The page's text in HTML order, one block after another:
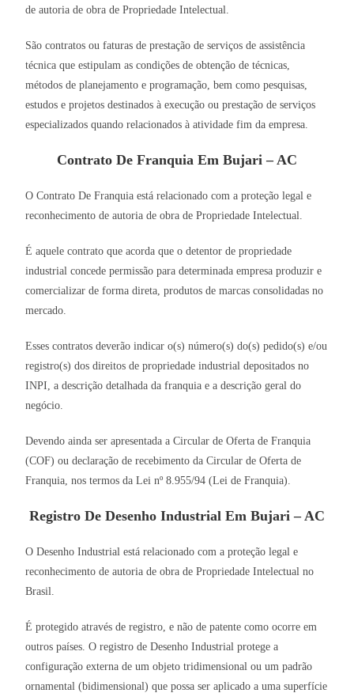
de autoria de obra de Propriedade Intelectual.
São contratos ou faturas de prestação de serviços de assistência
técnica que estipulam as condições de obtenção de técnicas,
métodos de planejamento e programação, bem como pesquisas,
estudos e projetos destinados à execução ou prestação de serviços
especializados quando relacionados à atividade fim da empresa.
Contrato De Franquia Em Bujari – AC
O Contrato De Franquia está relacionado com a proteção legal e
reconhecimento de autoria de obra de Propriedade Intelectual.
É aquele contrato que acorda que o detentor de propriedade
industrial concede permissão para determinada empresa produzir e
comercializar de forma direta, produtos de marcas consolidadas no
mercado.
Esses contratos deverão indicar o(s) número(s) do(s) pedido(s) e/ou
registro(s) dos direitos de propriedade industrial depositados no
INPI, a descrição detalhada da franquia e a descrição geral do
negócio.
Devendo ainda ser apresentada a Circular de Oferta de Franquia
(COF) ou declaração de recebimento da Circular de Oferta de
Franquia, nos termos da Lei nº 8.955/94 (Lei de Franquia).
Registro De Desenho Industrial Em Bujari – AC
O Desenho Industrial está relacionado com a proteção legal e
reconhecimento de autoria de obra de Propriedade Intelectual no
Brasil.
É protegido através de registro, e não de patente como ocorre em
outros países. O registro de Desenho Industrial protege a
configuração externa de um objeto tridimensional ou um padrão
ornamental (bidimensional) que possa ser aplicado a uma superfície